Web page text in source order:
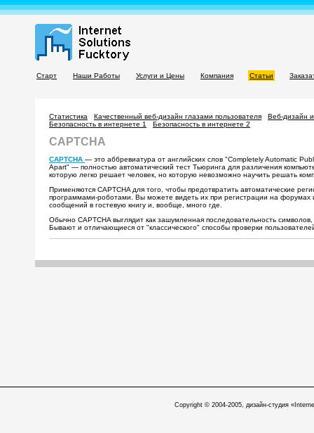
Старт Наши Работы Услуги и Цены Компания Статьи
Статистика Качественный веб-дизайн глазами пользователя
Веб-дизайн
Безопасность в интернете 1
Безопасность в интернете 2
CAPTCHA
CAPTCHA — это аббревиатура от английских слов "Completely Automatic
Apart" — полностью автоматический тест Тьюринга для различения
которую легко решает человек, но которую невозможно научить решать
Применяются CAPTCHA для того, чтобы предотвратить автоматические
программами-роботами. Вы можете видеть их при регистрации на форумах
сообщений в гостевую книгу и, вообще, много где.
Обычно CAPTCHA выглядит как зашумленная последовательность
Бывают и отличающиеся от "классического" способы проверки
Copyright © 2004-2005, дизайн-студия